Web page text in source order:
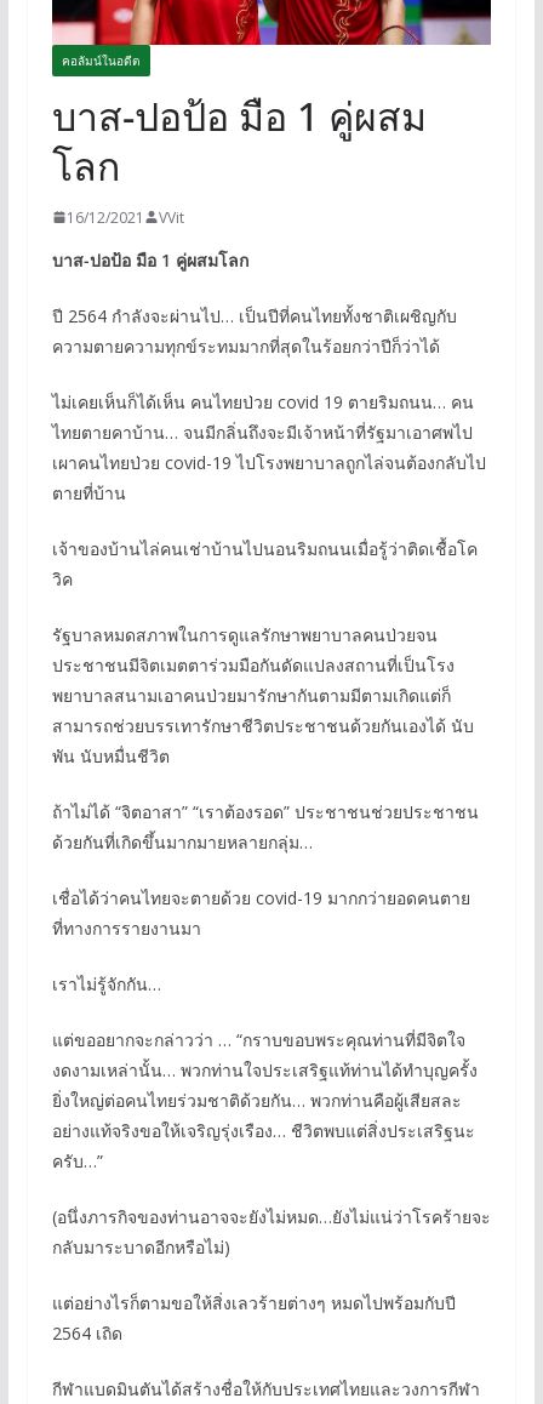
คอลัมน์ในอดีต
บาส-ปอป้อ มือ 1 คู่ผสม
โลก
16/12/2021 VVit
บาส-ปอป้อ มือ 1 คู่ผสมโลก
ปี 2564 กำลังจะผ่านไป… เป็นปีที่คนไทยทั้งชาติเผชิญกับ
ความตายความทุกข์ระทมมากที่สุดในร้อยกว่าปีก็ว่าได้
ไม่เคยเห็นก็ได้เห็น คนไทยป่วย covid 19 ตายริมถนน… คน
ไทยตายคาบ้าน… จนมีกลิ่นถึงจะมีเจ้าหน้าที่รัฐมาเอาศพไป
เผาคนไทยป่วย covid-19 ไปโรงพยาบาลถูกไล่จนต้องกลับไป
ตายที่บ้าน
เจ้าของบ้านไล่คนเช่าบ้านไปนอนริมถนนเมื่อรู้ว่าติดเชื้อโค
วิค
รัฐบาลหมดสภาพในการดูแลรักษาพยาบาลคนป่วยจน
ประชาชนมีจิตเมตตาร่วมมือกันดัดแปลงสถานที่เป็นโรง
พยาบาลสนามเอาคนป่วยมารักษากันตามมีตามเกิดแต่ก็
สามารถช่วยบรรเทารักษาชีวิตประชาชนด้วยกันเองได้ นับ
พัน นับหมื่นชีวิต
ถ้าไม่ได้ “จิตอาสา” “เราต้องรอด” ประชาชนช่วยประชาชน
ด้วยกันที่เกิดขึ้นมากมายหลายกลุ่ม…
เชื่อได้ว่าคนไทยจะตายด้วย covid-19 มากกว่ายอดคนตาย
ที่ทางการรายงานมา
เราไม่รู้จักกัน…
แต่ขออยากจะกล่าวว่า … “กราบขอบพระคุณท่านที่มีจิตใจ
งดงามเหล่านั้น… พวกท่านใจประเสริฐแท้ท่านได้ทำบุญครั้ง
ยิ่งใหญ่ต่อคนไทยร่วมชาติด้วยกัน… พวกท่านคือผู้เสียสละ
อย่างแท้จริงขอให้เจริญรุ่งเรือง… ชีวิตพบแต่สิ่งประเสริฐนะ
ครับ…”
(อนึ่งภารกิจของท่านอาจจะยังไม่หมด…ยังไม่แน่ว่าโรคร้ายจะ
กลับมาระบาดอีกหรือไม่)
แต่อย่างไรก็ตามขอให้สิ่งเลวร้ายต่างๆ หมดไปพร้อมกับปี
2564 เถิด
กีฬาแบดมินตันได้สร้างชื่อให้กับประเทศไทยและวงการกีฬา